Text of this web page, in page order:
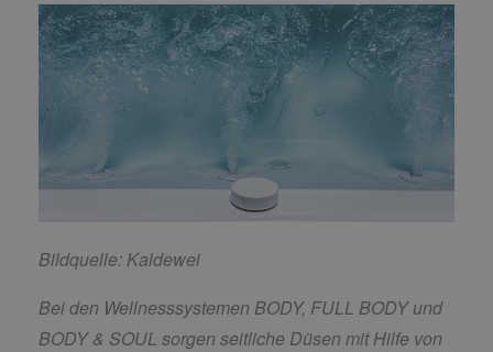
Bildquelle: Kaldewei
Bei den Wellnesssystemen BODY, FULL BODY und
BODY & SOUL sorgen seitliche Düsen mit Hilfe von